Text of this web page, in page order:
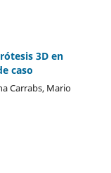
3D en
caso
Carrabs, Mario